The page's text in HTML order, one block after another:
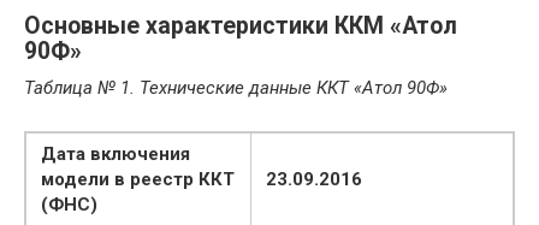
Основные характеристики ККМ «Атол
90Ф»
Таблица № 1. Технические данные ККТ «Атол 90Ф»
Дата включения
модели в реестр ККТ
(ФНС)
23.09.2016